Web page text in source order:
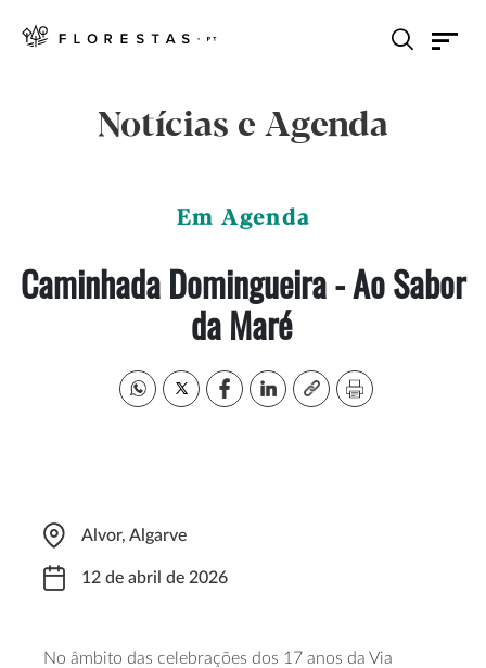
Notícias e Agenda
Em Agenda
Caminhada Domingueira - Ao Sabor
da Maré
Alvor, Algarve
12 de abril de 2026
No âmbito das celebrações dos 17 anos da Via